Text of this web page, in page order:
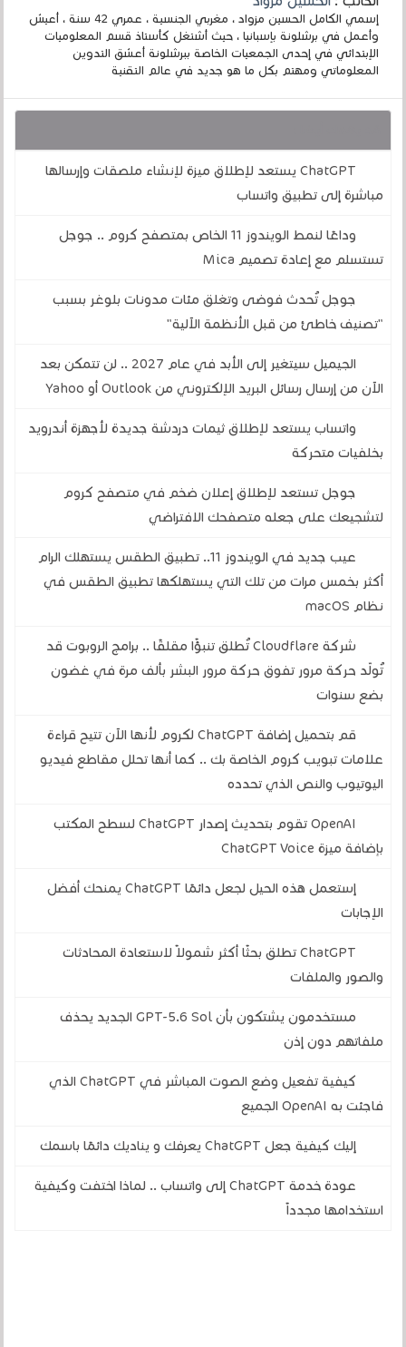
إسمي الكامل الحسين مزواد ، مغربي الجنسية ، عمري 42 سنة ، أعيش
وأعمل في برشلونة بإسبانيا ، حيث أشتغل كأستاذ قسم المعلوميات
الإبتدائي في إحدى الجمعيات الخاصة ببرشلونة أعشق التدوين
المعلوماتي ومهتم بكل ما هو جديد في عالم التقنية
ChatGPT يستعد لإطلاق ميزة لإنشاء ملصقات وإرسالها
مباشرة إلى تطبيق واتساب
وداعًا لنمط الويندوز 11 الخاص بمتصفح كروم .. جوجل
تستسلم مع إعادة تصميم Mica
جوجل تُحدث فوضى وتغلق مئات مدونات بلوغر بسبب
"تصنيف خاطئ من قبل الأنظمة الآلية"
الجيميل سيتغير إلى الأبد في عام 2027 .. لن تتمكن بعد
الآن من إرسال رسائل البريد الإلكتروني من Outlook أو Yahoo
واتساب يستعد لإطلاق ثيمات دردشة جديدة لأجهزة أندرويد
بخلفيات متحركة
جوجل تستعد لإطلاق إعلان ضخم في متصفح كروم
لتشجيعك على جعله متصفحك الافتراضي
عيب جديد في الويندوز 11.. تطبيق الطقس يستهلك الرام
أكثر بخمس مرات من تلك التي يستهلكها تطبيق الطقس في
نظام macOS
شركة Cloudflare تُطلق تنبؤًا مقلقًا .. برامج الروبوت قد
تُولّد حركة مرور تفوق حركة مرور البشر بألف مرة في غضون
بضع سنوات
قم بتحميل إضافة ChatGPT لكروم لأنها الآن تتيح قراءة
علامات تبويب كروم الخاصة بك .. كما أنها تحلل مقاطع فيديو
اليوتيوب والنص الذي تحدده
OpenAI تقوم بتحديث إصدار ChatGPT لسطح المكتب
بإضافة ميزة ChatGPT Voice
إستعمل هذه الحيل لجعل دائمًا ChatGPT يمنحك أفضل
الإجابات
ChatGPT تطلق بحثًا أكثر شمولاً لاستعادة المحادثات
والصور والملفات
مستخدمون يشتكون بأن GPT-5.6 Sol الجديد يحذف
ملفاتهم دون إذن
كيفية تفعيل وضع الصوت المباشر في ChatGPT الذي
فاجئت به OpenAI الجميع
إليك كيفية جعل ChatGPT يعرفك و يناديك دائمًا باسمك
عودة خدمة ChatGPT إلى واتساب .. لماذا اختفت وكيفية
استخدامها مجدداً